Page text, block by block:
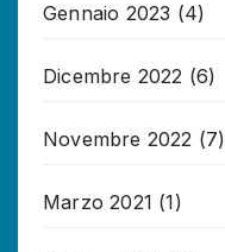
Gennaio 2023 (4)
Dicembre 2022 (6)
Novembre 2022 (7)
Marzo 2021 (1)